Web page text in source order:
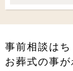
事前相談は
お葬式の事